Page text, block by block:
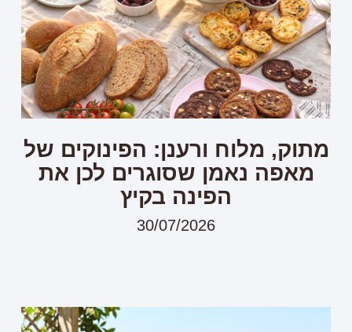
מתוק, מלוח ורענן: הפינוקים של
מאפה נאמן שסוגרים לכן את
הפינה בקיץ
30/07/2026